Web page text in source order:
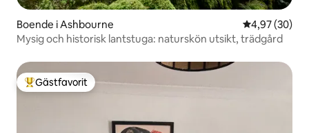
Boende i Ashbourne 4,97 av 5 i
4,97 (30)
Mysig och historisk lantstuga: naturskön utsikt, trädgård
Populär gästfavorit
Gästfavorit